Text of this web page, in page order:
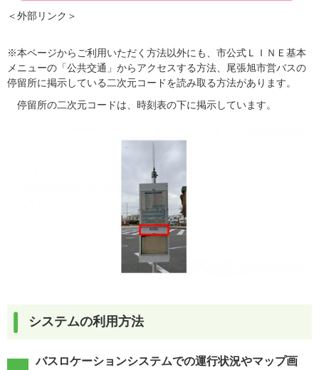
＜外部リンク＞
※本ページからご利用いただく方法以外にも、市公式ＬＩＮＥ基本
メニューの「公共交通」からアクセスする方法、尾張旭市営バスの
停留所に掲示している二次元コードを読み取る方法があります。
停留所の二次元コードは、時刻表の下に掲示しています。
システムの利用方法
バスロケーションシステムでの運行状況やマップ画